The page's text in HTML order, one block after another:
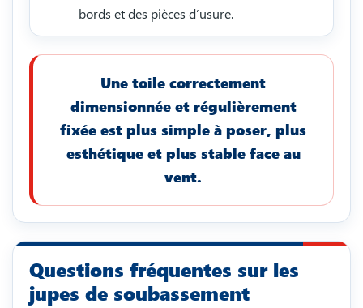
bords et des pièces d’usure.
Une toile correctement
dimensionnée et régulièrement
fixée est plus simple à poser, plus
esthétique et plus stable face au
vent.
Questions fréquentes sur les
jupes de soubassement